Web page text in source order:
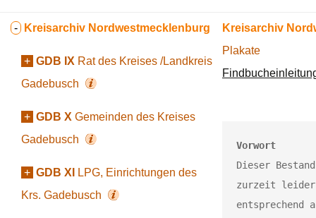
- Kreisarchiv Nordwestmecklenburg
+ GDB IX Rat des Kreises /Landkreis
Gadebusch
+ GDB X Gemeinden des Kreises
Gadebusch
+ GDB XI
LPG, Einrichtungen des
Krs. Gadebusch
Kreisarchiv
Plakate
Vorwort
Dieser
zurzeit leider
entsprechend